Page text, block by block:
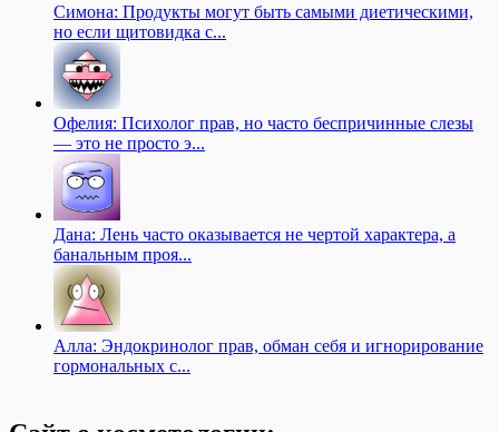
Симона: Продукты могут быть самыми диетическими,
но если щитовидка с...
Офелия: Психолог прав, но часто беспричинные слезы
— это не просто э...
Дана: Лень часто оказывается не чертой характера, а
банальным проя...
Алла: Эндокринолог прав, обман себя и игнорирование
гормональных с...